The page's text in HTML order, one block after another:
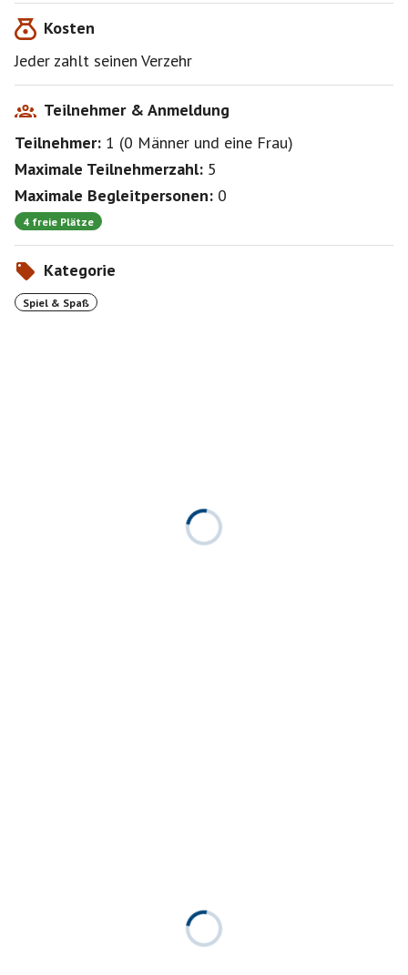
Kosten
Jeder zahlt seinen Verzehr
Teilnehmer & Anmeldung
Teilnehmer: 1 (0 Männer und eine Frau)
Maximale Teilnehmerzahl: 5
Maximale Begleitpersonen: 0
4 freie Plätze
Kategorie
Spiel & Spaß